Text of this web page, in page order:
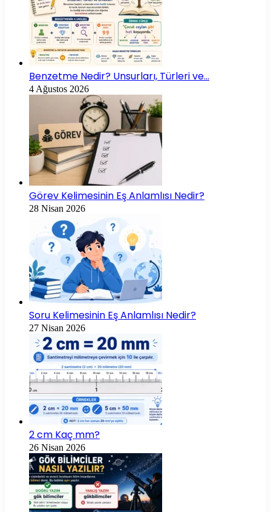
Benzetme Nedir? Unsurları, Türleri ve…
4 Ağustos 2026
Görev Kelimesinin Eş Anlamlısı Nedir?
28 Nisan 2026
Soru Kelimesinin Eş Anlamlısı Nedir?
27 Nisan 2026
2 cm Kaç mm?
26 Nisan 2026